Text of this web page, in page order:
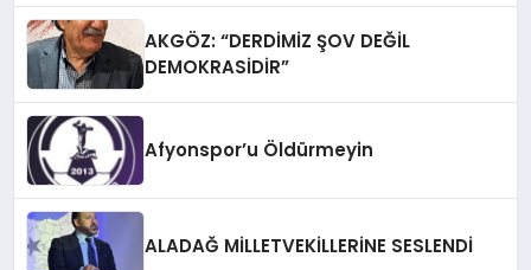
AKGÖZ: “DERDİMİZ ŞOV DEĞİL
DEMOKRASİDİR”
Afyonspor’u Öldürmeyin
ALADAĞ MİLLETVEKİLLERİNE SESLENDİ